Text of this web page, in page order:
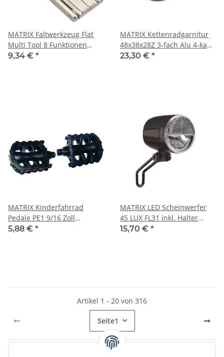
MATRIX Faltwerkzeug Flat
Multi Tool 8 Funktionen
Innensechskant T25
9,34 € *
MATRIX Kettenradgarnitur
48x38x28Z 3-fach Alu 4-kant
MTB/Trekking 7/8-fach
23,30 € *
MATRIX Kinderfahrrad
Pedale PE1 9/16 Zoll
Gewinde schwarz Set
5,88 € *
MATRIX LED Scheinwerfer
45 LUX FL31 inkl. Halter
An-/Ausschalter: Ja
15,70 € *
Artikel 1 - 20 von 316
Seite1